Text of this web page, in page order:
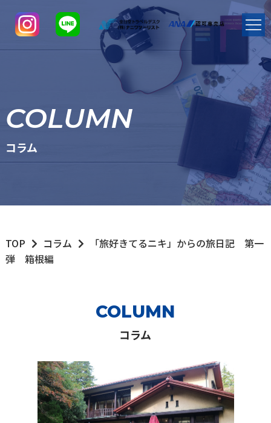
COLUMN
コラム
TOP コラム
「旅好きてるニキ」からの旅日記 第一
弾 箱根編
COLUMN
コラム